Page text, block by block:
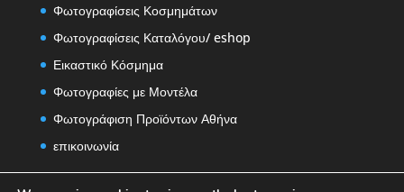
Φωτογραφίσεις Κοσμημάτων
Φωτογραφίσεις Καταλόγου/ eshop
Εικαστικό Κόσμημα
Φωτογραφίες με Μοντέλα
Φωτογράφιση Προϊόντων Αθήνα
επικοινωνία